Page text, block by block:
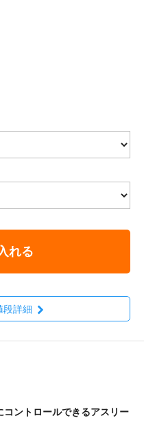
れる
段詳細
ントロールできるアスリー